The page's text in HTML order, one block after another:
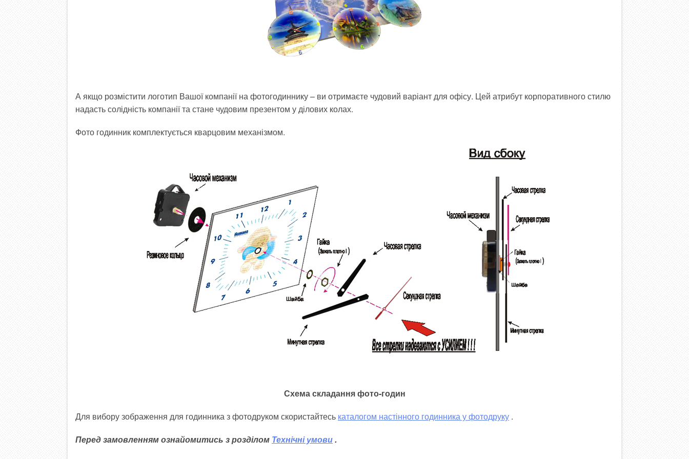
А якщо розмістити логотип Вашої компанії на фотогодиннику – ви отримаєте чудовий варіант для офісу. Цей атрибут корпоративного стилю
надасть солідність компанії та стане чудовим презентом у ділових колах.
Фото годинник комплектується кварцовим механізмом.
Схема складання фото-годин
Для вибору зображення для годинника з фотодруком скористайтесь каталогом настінного годинника у фотодруку .
Перед замовленням ознайомитись з розділом Технічні умови.